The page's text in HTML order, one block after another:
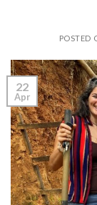
POSTED
22
Apr